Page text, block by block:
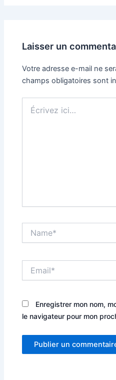
Laisser un
Votre adresse e-mail ne
champs obligatoires sont
ici…
Enregistrer mon nom,
le navigateur pour mon